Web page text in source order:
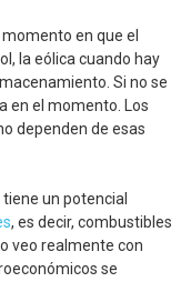
en que el
la eólica cuando hay
Si no se
en el momento. Los
dependen de esas
un potencial
, es decir, combustibles
veo realmente con
se